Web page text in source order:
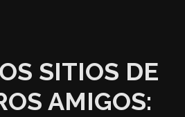
SITIOS DE
AMIGOS: